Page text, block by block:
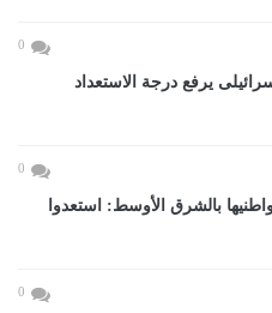
0
يرفع درجة الاستعداد
0
بالشرق الأوسط: استعدوا
0